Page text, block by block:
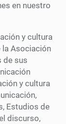
en nuestro
y cultura
Asociación
de sus
y cultura
Estudios de
discurso,